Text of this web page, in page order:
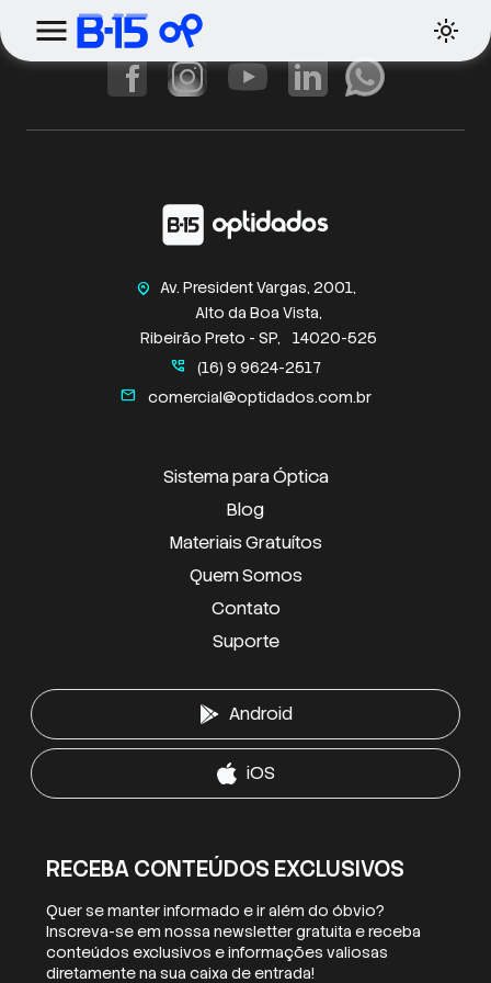
home_pin
Av. President Vargas, 2001,
Alto da Boa Vista,
Ribeirão Preto - SP,
14020-525
perm_phone_msg (16) 9 9624-2517
mail comercial@optidados.com.br
Sistema para Óptica
Blog
Materiais Gratuítos
Quem Somos
Contato
Suporte
RECEBA CONTEÚDOS EXCLUSIVOS
Quer se manter informado e ir além do óbvio?
Inscreva-se em nossa newsletter gratuita e receba
conteúdos exclusivos e informações valiosas
diretamente na sua caixa de entrada!
Android
iOS